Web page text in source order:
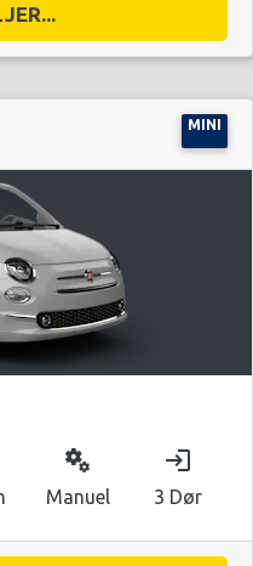
MINI
miscellaneous_services
Manuel
login
3 Dør